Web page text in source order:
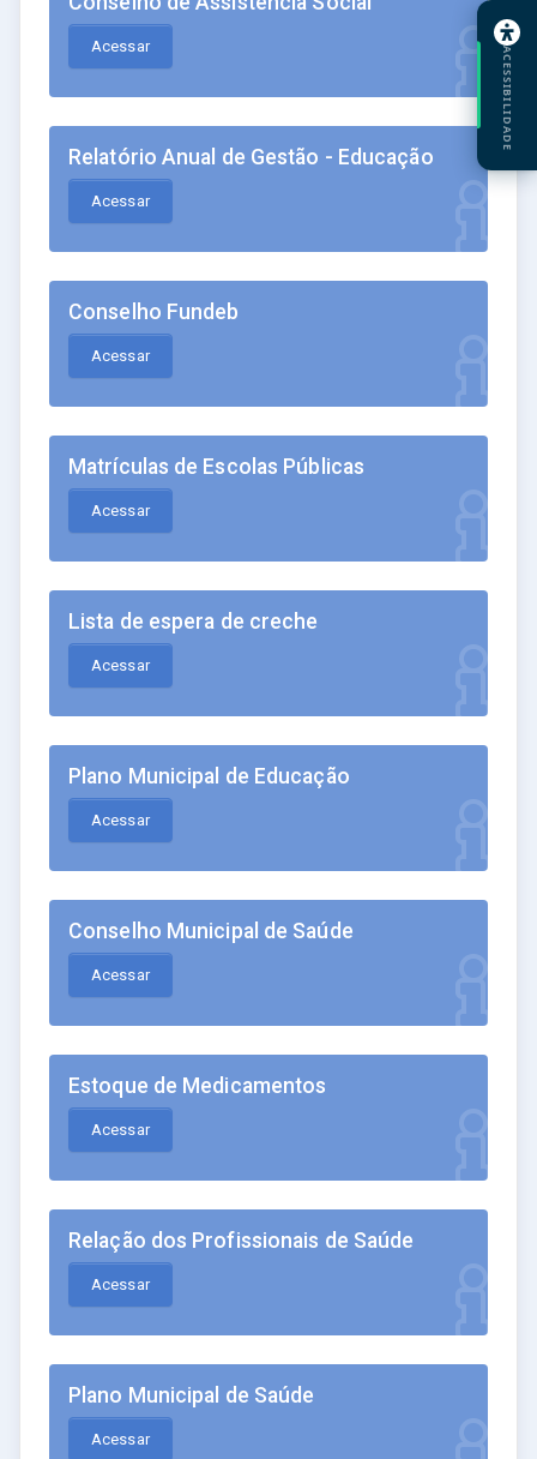
Acessar
Relatório Anual de Gestão - Educação
Acessar
Conselho Fundeb
Acessar
Matrículas de Escolas Públicas
Acessar
Lista de espera de creche
Acessar
Plano Municipal de Educação
Acessar
Conselho Municipal de Saúde
Acessar
Estoque de Medicamentos
Acessar
Relação dos Profissionais de Saúde
Acessar
Plano Municipal de Saúde
Acessar
ACESSIBILIDADE